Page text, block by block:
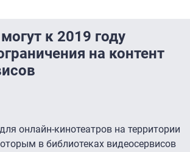
к 2019 году
на контент
онлайн-кинотеатров на территории
в библиотеках видеосервисов